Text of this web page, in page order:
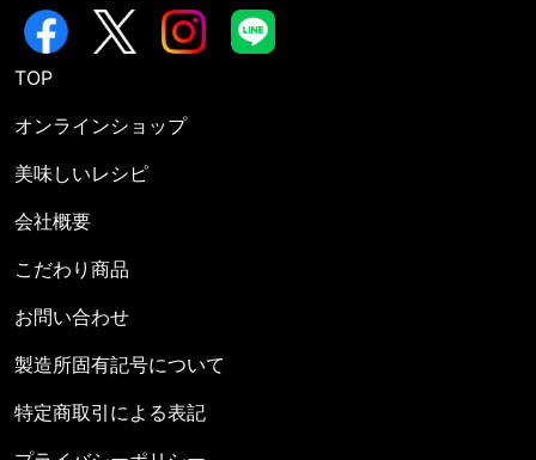
TOP
オンラインショップ
美味しいレシピ
会社概要
こだわり商品
お問い合わせ
製造所固有記号について
特定商取引による表記